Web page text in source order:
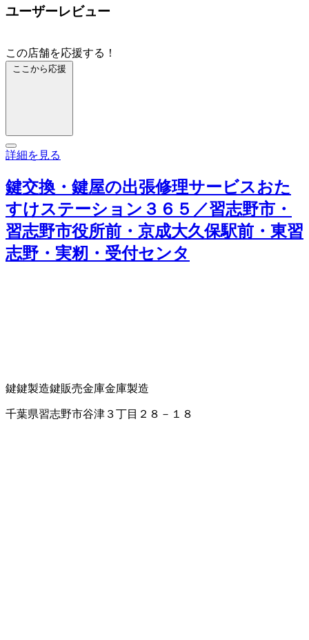
ユーザーレビュー
この店舗を応援する！
ここから応援
詳細を見る
鍵交換・鍵屋の出張修理サービスおた
すけステーション３６５／習志野市・
習志野市役所前・京成大久保駅前・東習
志野・実籾・受付センタ
鍵鍵製造鍵販売金庫金庫製造
千葉県習志野市谷津３丁目２８－１８